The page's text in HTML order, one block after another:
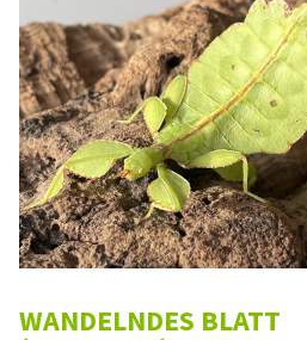
WANDELNDES BLATT